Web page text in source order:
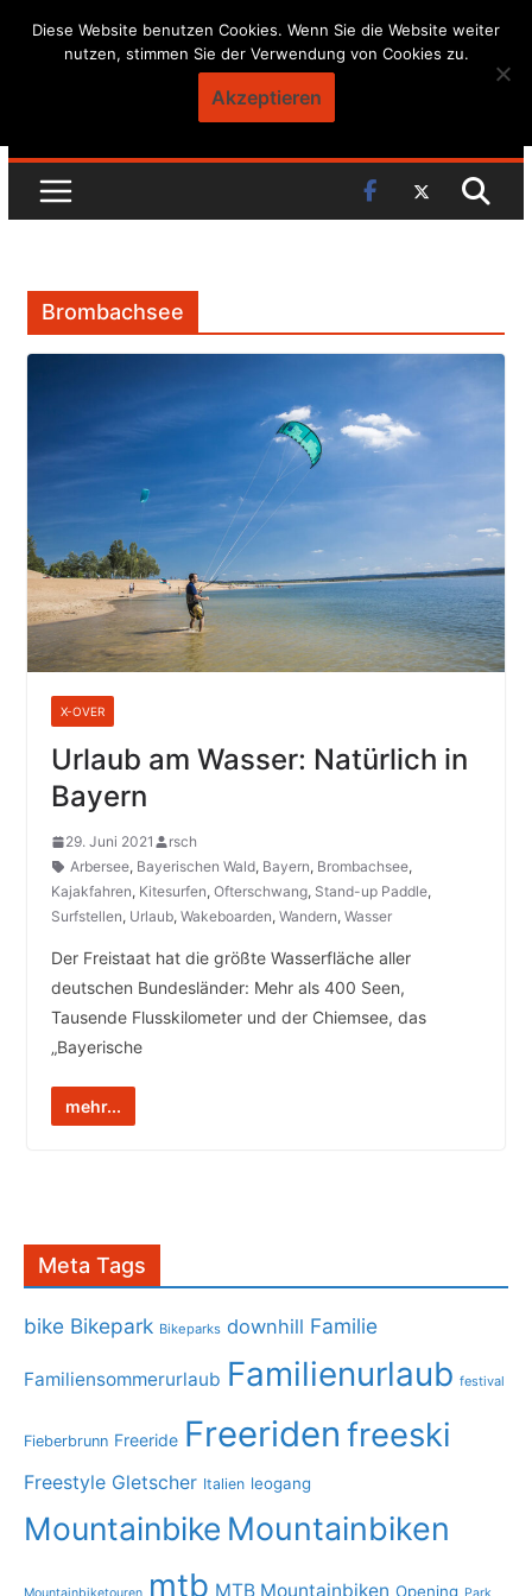
Skip
Brombachsee
X-OVER
Urlaub am Wasser: Natürlich in
Bayern
29. Juni 2021
rsch
Arbersee, Bayerischen Wald, Bayern, Brombachsee,
Kajakfahren, Kitesurfen, Ofterschwang, Stand-up Paddle,
Surfstellen, Urlaub, Wakeboarden, Wandern, Wasser
Der Freistaat hat die größte Wasserfläche aller
deutschen Bundesländer: Mehr als 400 Seen,
Tausende Flusskilometer und der Chiemsee, das
„Bayerische
mehr...
Meta Tags
bike Bikepark Bikeparks downhill Familie
Familiensommerurlaub Familienurlaub festival
Fieberbrunn Freeride Freeriden freeski
Freestyle Gletscher Italien leogang
Mountainbike Mountainbiken
mtb MTB Mountainbiken Opening
Diese Website benutzen Cookies. Wenn Sie die Website weiter
nutzen, stimmen Sie der Verwendung von Cookies zu.
Akzeptieren